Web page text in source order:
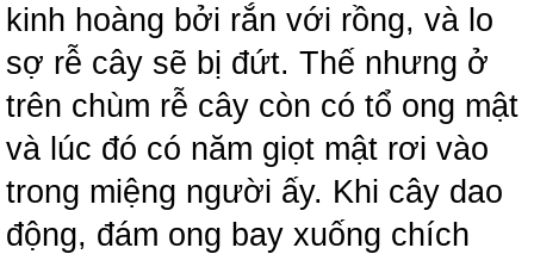
kinh hoàng bởi rắn với rồng, và lo
sợ rễ cây sẽ bị đứt. Thế nhưng ở
trên chùm rễ cây còn có tổ ong mật
và lúc đó có năm giọt mật rơi vào
trong miệng người ấy. Khi cây dao
động, đám ong bay xuống chích